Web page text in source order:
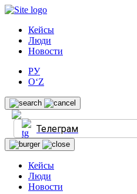
Кейсы
Люди
Новости
РУ
O‘Z
Телеграм
Кейсы
Люди
Новости